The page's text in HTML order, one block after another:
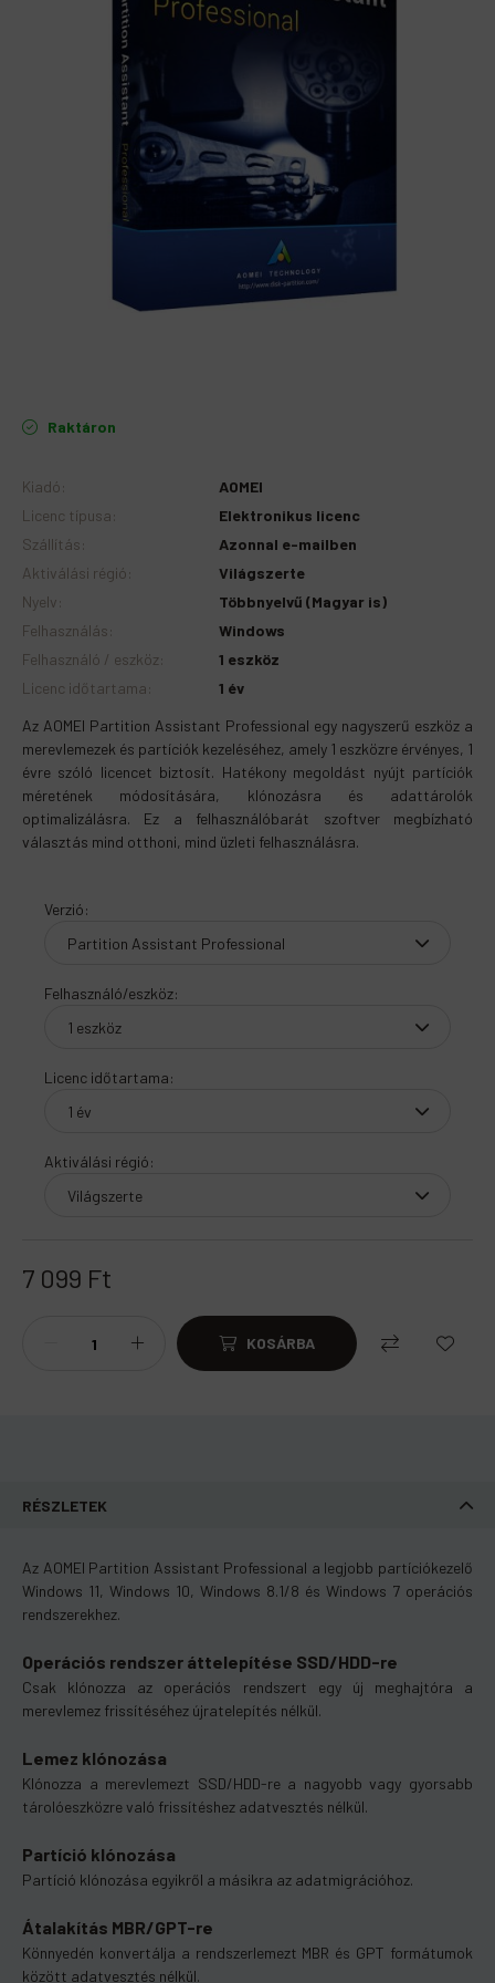
Raktáron
Kiadó:
AOMEI
Licenc típusa:
Elektronikus licenc
Szállítás:
Azonnal e-mailben
Aktiválási régió:
Világszerte
Nyelv:
Többnyelvű (Magyar is)
Felhasználás:
Windows
Felhasználó / eszköz:
1 eszköz
Licenc időtartama:
1 év
Az AOMEI Partition Assistant Professional egy nagyszerű eszköz a
merevlemezek és partíciók kezeléséhez, amely 1 eszközre érvényes, 1
évre szóló licencet biztosít. Hatékony megoldást nyújt partíciók
méretének módosítására, klónozásra és adattárolók
optimalizálásra. Ez a felhasználóbarát szoftver megbízható
választás mind otthoni, mind üzleti felhasználásra.
Verzió:
Felhasználó/eszköz:
Licenc időtartama:
Aktiválási régió:
7 099 Ft
KOSÁRBA
RÉSZLETEK
Az AOMEI Partition Assistant Professional a legjobb partíciókezelő
Windows 11, Windows 10, Windows 8.1/8 és Windows 7 operációs
rendszerekhez.
Operációs rendszer áttelepítése SSD/HDD-re
Csak klónozza az operációs rendszert egy új meghajtóra a
merevlemez frissítéséhez újratelepítés nélkül.
Lemez klónozása
Klónozza a merevlemezt SSD/HDD-re a nagyobb vagy gyorsabb
tárolóeszközre való frissítéshez adatvesztés nélkül.
Partíció klónozása
Partíció klónozása egyikről a másikra az adatmigrációhoz.
Átalakítás MBR/GPT-re
Könnyedén konvertálja a rendszerlemezt MBR és GPT formátumok
között adatvesztés nélkül.